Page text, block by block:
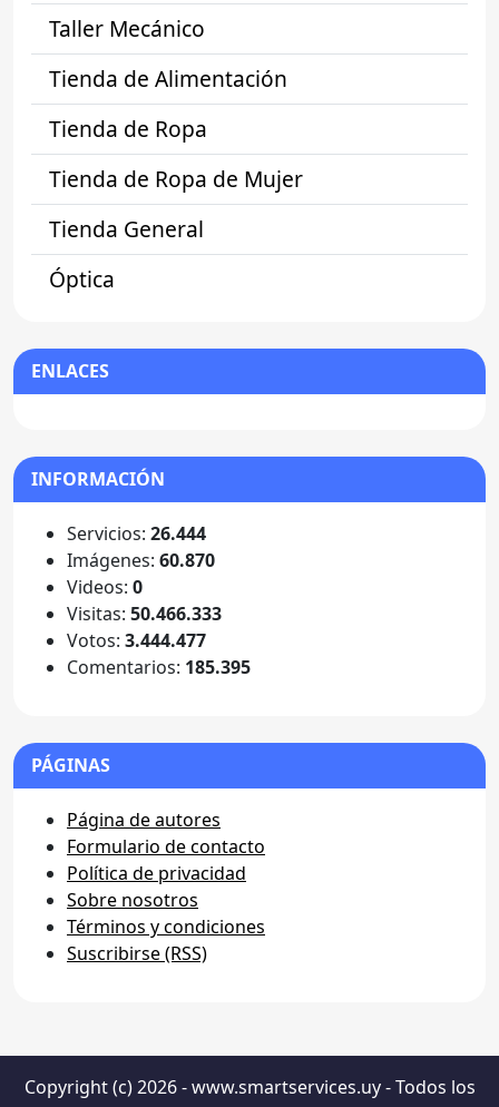
Taller Mecánico
Tienda de Alimentación
Tienda de Ropa
Tienda de Ropa de Mujer
Tienda General
Óptica
ENLACES
INFORMACIÓN
Servicios: 26.444
Imágenes: 60.870
Videos: 0
Visitas: 50.466.333
Votos: 3.444.477
Comentarios: 185.395
PÁGINAS
Página de autores
Formulario de contacto
Política de privacidad
Sobre nosotros
Términos y condiciones
Suscribirse (RSS)
Copyright (c) 2026 - www.smartservices.uy - Todos los